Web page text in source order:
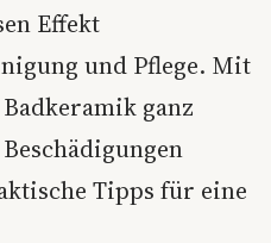
Effekt
und Pflege. Mit
ganz
Tipps für eine